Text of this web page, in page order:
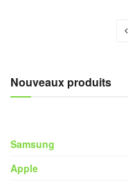
Nouveaux produits
Samsung
Apple